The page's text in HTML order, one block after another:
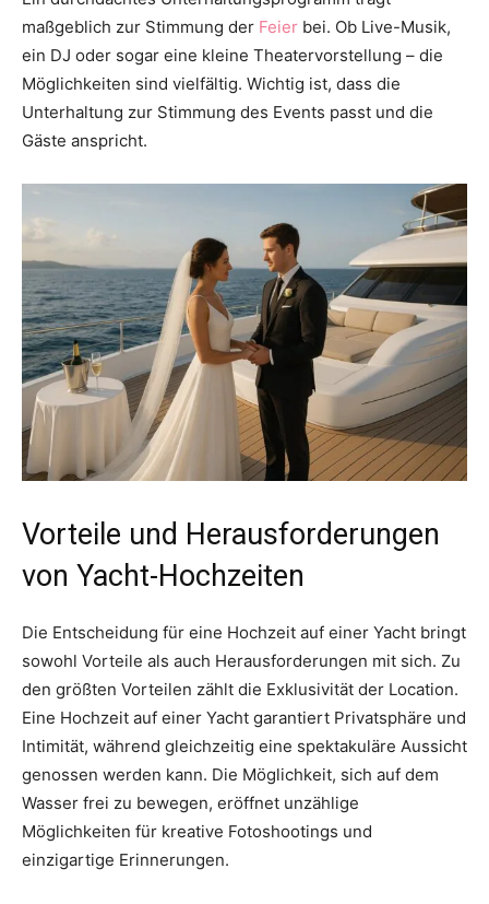
maßgeblich zur Stimmung der Feier bei. Ob Live-Musik,
ein DJ oder sogar eine kleine Theatervorstellung – die
Möglichkeiten sind vielfältig. Wichtig ist, dass die
Unterhaltung zur Stimmung des Events passt und die
Gäste anspricht.
Vorteile und Herausforderungen
von Yacht-Hochzeiten
Die Entscheidung für eine Hochzeit auf einer Yacht bringt
sowohl Vorteile als auch Herausforderungen mit sich. Zu
den größten Vorteilen zählt die Exklusivität der Location.
Eine Hochzeit auf einer Yacht garantiert Privatsphäre und
Intimität, während gleichzeitig eine spektakuläre Aussicht
genossen werden kann. Die Möglichkeit, sich auf dem
Wasser frei zu bewegen, eröffnet unzählige
Möglichkeiten für kreative Fotoshootings und
einzigartige Erinnerungen.